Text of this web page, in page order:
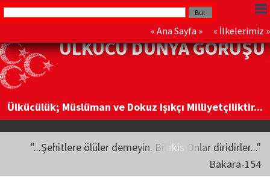
« Ana Sayfa » « İlkelerimiz »
ÜLKÜCÜ DÜNYA GÖRÜŞÜ
Ülkücülük; Müslüman ve Dokuz Işıkçı Milliyetçiliktir...
"...Şehitlere ölüler demeyin. Bilakis Onlar diridirler..."
Bakara-154